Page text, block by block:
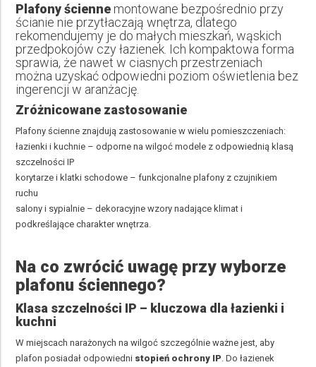
Plafony ścienne montowane bezpośrednio przy
ścianie nie przytłaczają wnętrza, dlatego
rekomendujemy je do małych mieszkań, wąskich
przedpokojów czy łazienek. Ich kompaktowa forma
sprawia, że nawet w ciasnych przestrzeniach
można uzyskać odpowiedni poziom oświetlenia bez
ingerencji w aranżację.
Zróżnicowane zastosowanie
Plafony ścienne znajdują zastosowanie w wielu pomieszczeniach:
łazienki i kuchnie – odporne na wilgoć modele z odpowiednią klasą
szczelności IP
korytarze i klatki schodowe – funkcjonalne plafony z czujnikiem
ruchu
salony i sypialnie – dekoracyjne wzory nadające klimat i
podkreślające charakter wnętrza.
Na co zwrócić uwagę przy wyborze
plafonu ściennego?
Klasa szczelności IP – kluczowa dla łazienki i
kuchni
W miejscach narażonych na wilgoć szczególnie ważne jest, aby
plafon posiadał odpowiedni stopień ochrony IP . Do łazienek